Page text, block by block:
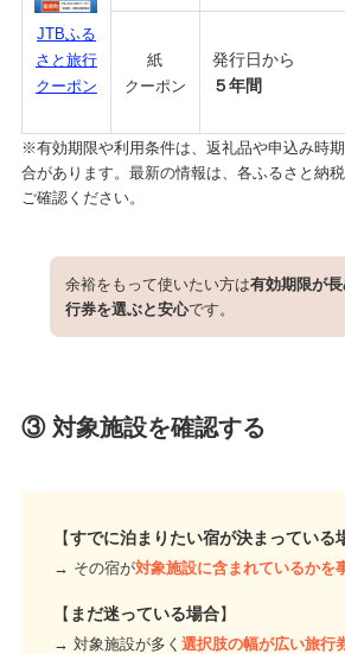
JTBふる
さと旅行
クーポン
紙
クーポン
発行日から
５年間
※有効期限や利用条件は、返礼品や申込み時
合があります。最新の情報は、各ふるさと納
ご確認ください。
余裕をもって使いたい方は有効期限が
行券を選ぶと安心です。
③ 対象施設を確認する
【すでに泊まりたい宿が決まっている
→ その宿が対象施設に含まれているかを
【 まだ迷っている場合】
→ 対象施設が多く 選択肢の幅が広い旅行